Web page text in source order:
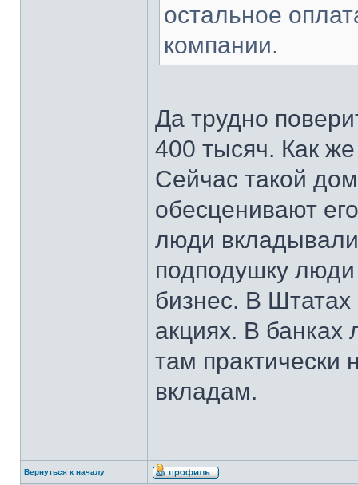
остальное
компании.
Да трудно
400 тысяч. Как
Сейчас такой
обесценивают
люди
подподушку
бизнес. В Штатах
акциях. В
там практически
вкладам.
Вернуться к началу